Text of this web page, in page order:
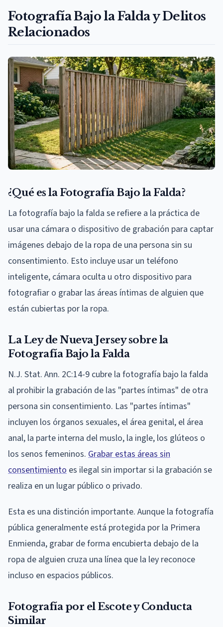
Fotografía Bajo la Falda y Delitos
Relacionados
¿Qué es la Fotografía Bajo la Falda?
La fotografía bajo la falda se refiere a la práctica de
usar una cámara o dispositivo de grabación para captar
imágenes debajo de la ropa de una persona sin su
consentimiento. Esto incluye usar un teléfono
inteligente, cámara oculta u otro dispositivo para
fotografiar o grabar las áreas íntimas de alguien que
están cubiertas por la ropa.
La Ley de Nueva Jersey sobre la
Fotografía Bajo la Falda
N.J. Stat. Ann. 2C:14-9 cubre la fotografía bajo la falda
al prohibir la grabación de las "partes íntimas" de otra
persona sin consentimiento. Las "partes íntimas"
incluyen los órganos sexuales, el área genital, el área
anal, la parte interna del muslo, la ingle, los glúteos o
los senos femeninos. Grabar estas áreas sin
consentimiento es ilegal sin importar si la grabación se
realiza en un lugar público o privado.
Esta es una distinción importante. Aunque la fotografía
pública generalmente está protegida por la Primera
Enmienda, grabar de forma encubierta debajo de la
ropa de alguien cruza una línea que la ley reconoce
incluso en espacios públicos.
Fotografía por el Escote y Conducta
Similar